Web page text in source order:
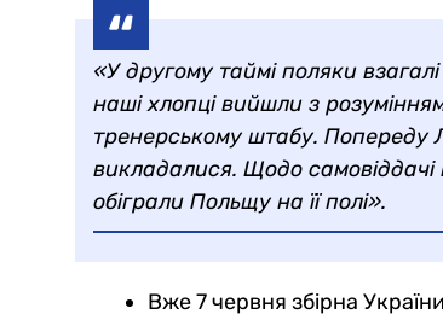
«У другому таймі поляки
наші хлопці вийшли з
тренерському штабу. Попереду
викладалися. Щодо самовіддачі
обіграли Польщу на її полі».
Вже 7 червня збірна